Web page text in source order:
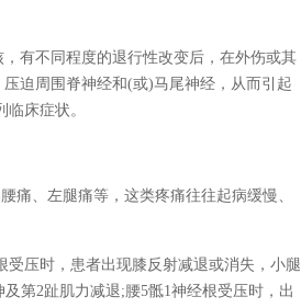
有不同程度的退行性改变后，在外伤或其
迫周围脊神经和(或)马尾神经，从而引起
床症状。
痛、左腿痛等，这类疼痛往往起病缓慢、
受压时，患者出现膝反射减退或消失，小腿
第2趾肌力减退;腰5骶1神经根受压时，出